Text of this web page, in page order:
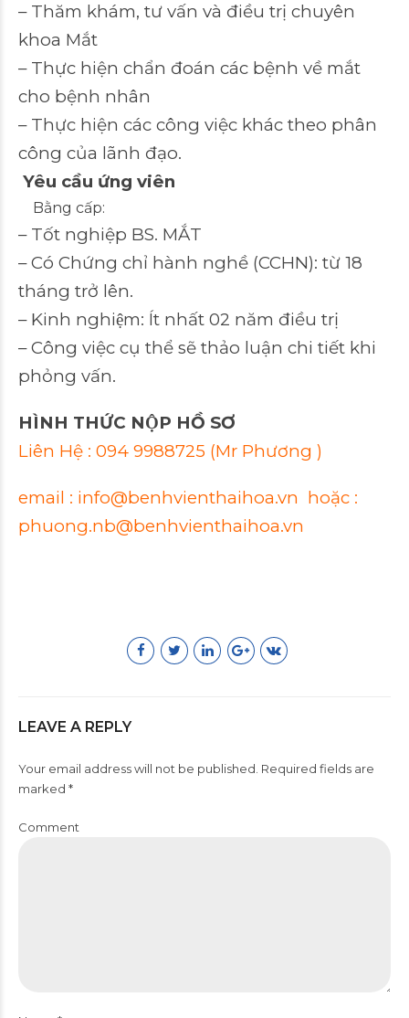
– Thăm khám, tư vấn và điều trị chuyên
khoa Mắt
– Thực hiện chẩn đoán các bệnh về mắt
cho bệnh nhân
– Thực hiện các công việc khác theo phân
công của lãnh đạo.
Yêu cầu ứng viên
Bằng cấp:
– Tốt nghiệp BS. MẮT
– Có Chứng chỉ hành nghề (CCHN): từ 18
tháng trở lên.
– Kinh nghiệm: Ít nhất 02 năm điều trị
– Công việc cụ thể sẽ thảo luận chi tiết khi
phỏng vấn.
HÌNH THỨC NỘP HỒ SƠ
Liên Hệ : 094 9988725 (Mr Phương )
email : info@benhvienthaihoa.vn hoặc :
phuong.nb@benhvienthaihoa.vn
LEAVE A REPLY
Your email address will not be published. Required fields are
marked *
Comment